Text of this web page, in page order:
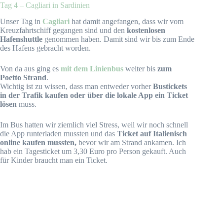
Tag 4 – Cagliari in Sardinien
Unser Tag in Cagliari hat damit angefangen, dass wir vom
Kreuzfahrtschiff gegangen sind und den kostenlosen
Hafenshuttle genommen haben. Damit sind wir bis zum Ende
des Hafens gebracht worden.
Von da aus ging es mit dem Linienbus weiter bis zum
Poetto Strand.
Wichtig ist zu wissen, dass man entweder vorherBustickets
in der Trafik kaufen oder über die lokale App ein Ticket
lösen muss.
Im Bus hatten wir ziemlich viel Stress, weil wir noch schnell
die App runterladen mussten und das Ticket auf Italienisch
online kaufen mussten, bevor wir am Strand ankamen. Ich
hab ein Tagesticket um 3,30 Euro pro Person gekauft. Auch
für Kinder braucht man ein Ticket.